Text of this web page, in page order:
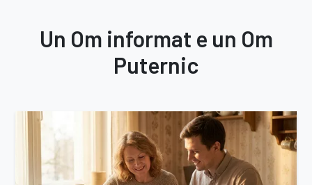
Un Om informat e un Om
Puternic